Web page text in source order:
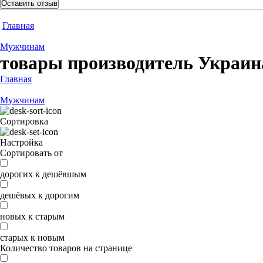
Оставить отзыв
Главная
Мужчинам
товары производитель
Главная
Мужчинам
Сортировка
Настройка
Сортировать от
дорогих к дешёвшым
дешёвых к дорогим
новых к старым
старых к новым
Количество товаров на странице